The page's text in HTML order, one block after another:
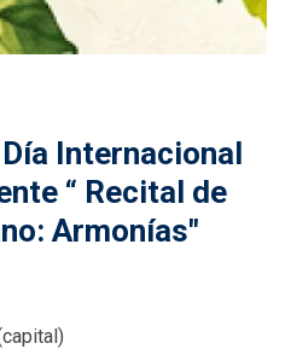
Internacional
“ Recital de
Armonías"